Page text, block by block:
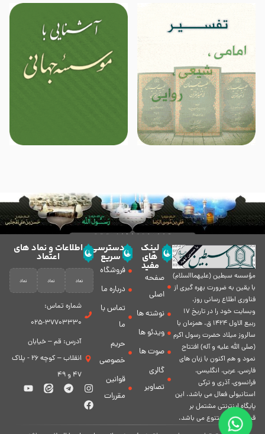
مؤسسه سبطين (عليهماالسلام)
با يقين به ضرورت بهره گیرى از
فناورى اطلاع رسانى روز،
وبسایت خود را در تاريخ 17
ربيع الاول 1424 ق. همزمان با
سالروز ميلاد حضرت رسول اكرم
(صلی الله علیه و آله) افتتاح
نمود و هم اكنون با زبان های
فارسی، عربى، انگلیسی،
فرانسوی، آذری و ترکی
استانبولی فعال مى باشد. اين
پايگاه اينترنتى مشتمل بر
قسمت هاى متنوع مى باشد.
لینک
های
مفید
صفحه
اصلی
نوشته ها
ویدئو ها
صوت ها
گالری
تصاویر
دسترسی
سریع
فروشگاه
درباره ما
تماس با
ما
حریم
خصوصی
قوانین
مقررات
اطلاعات و نماد های
اعتماد
شماره تماس:
37703330-025
آدرس: قم – خیابان
انقلاب – کوچه 26 - پلاک
47 و 49